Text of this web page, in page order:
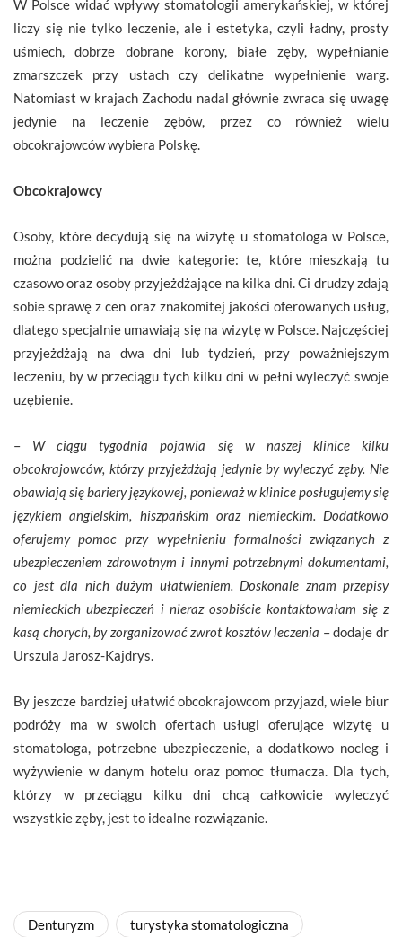
W Polsce widać wpływy stomatologii amerykańskiej, w której
liczy się nie tylko leczenie, ale i estetyka, czyli ładny, prosty
uśmiech, dobrze dobrane korony, białe zęby, wypełnianie
zmarszczek przy ustach czy delikatne wypełnienie warg.
Natomiast w krajach Zachodu nadal głównie zwraca się uwagę
jedynie na leczenie zębów, przez co również wielu
obcokrajowców wybiera Polskę.
Obcokrajowcy
Osoby, które decydują się na wizytę u stomatologa w Polsce,
można podzielić na dwie kategorie: te, które mieszkają tu
czasowo oraz osoby przyjeżdżające na kilka dni. Ci drudzy zdają
sobie sprawę z cen oraz znakomitej jakości oferowanych usług,
dlatego specjalnie umawiają się na wizytę w Polsce. Najczęściej
przyjeżdżają na dwa dni lub tydzień, przy poważniejszym
leczeniu, by w przeciągu tych kilku dni w pełni wyleczyć swoje
uzębienie.
– W ciągu tygodnia pojawia się w naszej klinice kilku
obcokrajowców, którzy przyjeżdżają jedynie by wyleczyć zęby. Nie
obawiają się bariery językowej, ponieważ w klinice posługujemy się
językiem angielskim, hiszpańskim oraz niemieckim. Dodatkowo
oferujemy pomoc przy wypełnieniu formalności związanych z
ubezpieczeniem zdrowotnym i innymi potrzebnymi dokumentami,
co jest dla nich dużym ułatwieniem. Doskonale znam przepisy
niemieckich ubezpieczeń i nieraz osobiście kontaktowałam się z
kasą chorych, by zorganizować zwrot kosztów leczenia – dodaje dr
Urszula Jarosz-Kajdrys.
By jeszcze bardziej ułatwić obcokrajowcom przyjazd, wiele biur
podróży ma w swoich ofertach usługi oferujące wizytę u
stomatologa, potrzebne ubezpieczenie, a dodatkowo nocleg i
wyżywienie w danym hotelu oraz pomoc tłumacza. Dla tych,
którzy w przeciągu kilku dni chcą całkowicie wyleczyć
wszystkie zęby, jest to idealne rozwiązanie.
Denturyzm turystyka stomatologiczna